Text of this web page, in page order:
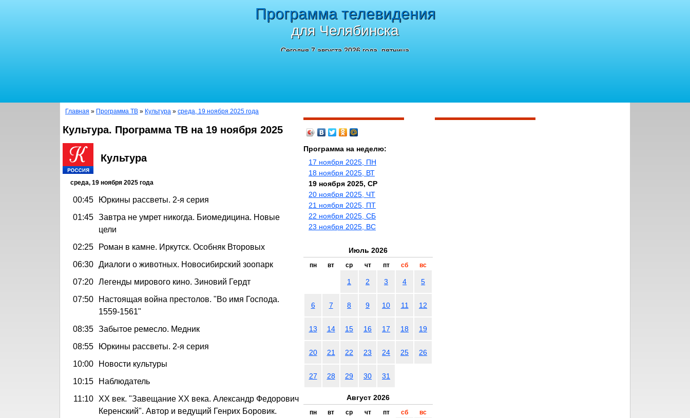
Программа телевидения
для Челябинска
Сегодня 7 августа 2026 года, пятница
Главная » Программа ТВ » Культура » среда, 19 ноября 2025 года
Культура. Программа ТВ на 19 ноября 2025
Культура
среда, 19 ноября 2025 года
00:45
Юркины рассветы. 2-я серия
01:45 Завтра не умрет никогда. Биомедицина. Новые
цели
02:25
Роман в камне. Иркутск. Особняк Второвых
06:30 Диалоги о животных. Новосибирский зоопарк
07:20 Легенды мирового кино. Зиновий Гердт
07:50
Настоящая война престолов. "Во имя Господа.
1559-1561"
08:35 Забытое ремесло. Медник
08:55
Юркины рассветы. 2-я серия
10:00
Новости культуры
10:15
Наблюдатель
11:10
ХХ век. "Завещание ХХ века. Александр Федорович
Керенский". Автор и ведущий Генрих Боровик.
Программа на неделю:
17 ноября 2025, ПН
18 ноября 2025, ВТ
19 ноября 2025, СР
20 ноября 2025, ЧТ
21 ноября 2025, ПТ
22 ноября 2025, СБ
23 ноября 2025, ВС
Июль 2026
пн вт ср чт пт сб вс
1 2 3 4 5
6 7 8 9 10 11 12
13 14 15 16 17 18 19
20 21 22 23 24 25 26
27 28 29 30 31
Август 2026
пн вт ср чт пт сб вс